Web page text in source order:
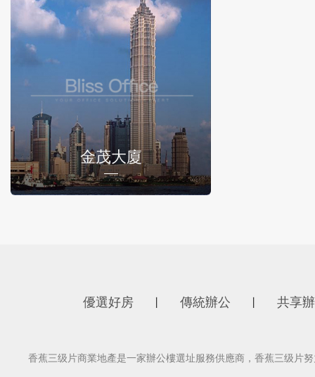
金茂大廈
優選好房 傳統辦公 共享
香蕉三级片商業地產是一家辦公樓選址服務供應商，香蕉三级片